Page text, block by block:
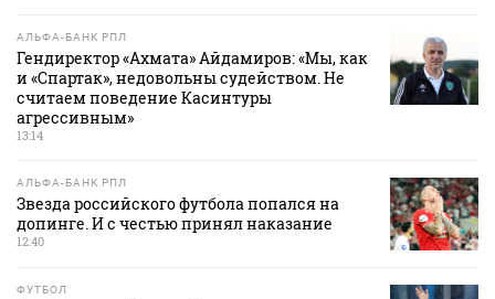
АЛЬФА-БАНК РПЛ
Гендиректор «Ахмата» Айдамиров: «Мы, как
и «Спартак», недовольны судейством. Не
считаем поведение Касинтуры
агрессивным»
13:14
АЛЬФА-БАНК РПЛ
Звезда российского футбола попался на
допинге. И с честью принял наказание
12:40
ФУТБОЛ